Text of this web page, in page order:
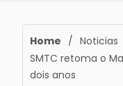
Home / Noticias
SMTC retoma o
dois anos